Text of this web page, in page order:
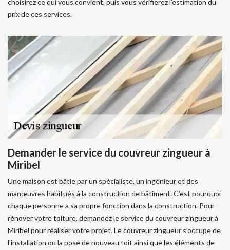
choisirez ce qui vous convient, puis vous vérifierez l’estimation du
prix de ces services.
Demander le service du couvreur zingueur à
Miribel
Une maison est bâtie par un spécialiste, un ingénieur et des
manœuvres habitués à la construction de bâtiment. C’est pourquoi
chaque personne a sa propre fonction dans la construction. Pour
rénover votre toiture, demandez le service du couvreur zingueur à
Miribel pour réaliser votre projet. Le couvreur zingueur s’occupe de
l’installation ou la pose de nouveau toit ainsi que les éléments de